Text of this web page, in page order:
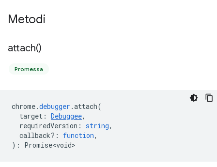
Metodi
attach()
Promessa
chrome.debugger .attach(
target : Debuggee,
requiredVersion : string,
callback? : function,
) : Promise<void>